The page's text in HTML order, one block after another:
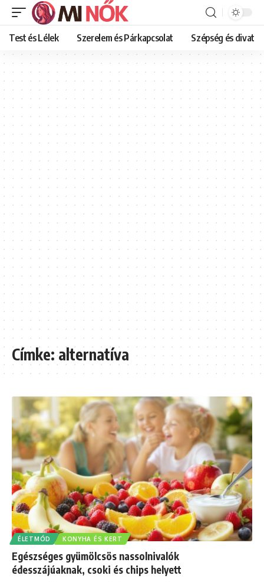
Test és Lélek Szerelem és Párkapcsolat Szépség és divat
Címke:alternatíva
ÉLETMÓD KONYHA ÉS KERT
Egészséges gyümölcsös nassolnivalók
édesszájúaknak, csoki és chips helyett